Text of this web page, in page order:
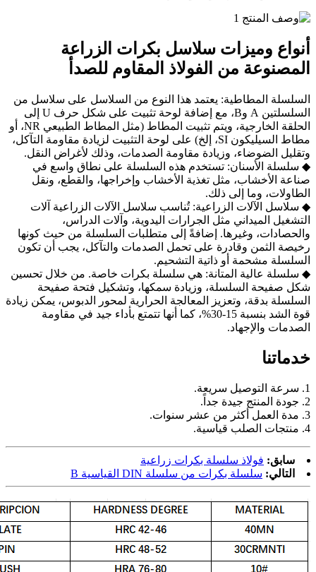
أنواع وميزات سلاسل بكرات الزراعة
المصنوعة من الفولاذ المقاوم للصدأ
السلسلة المطاطية: يعتمد هذا النوع من السلاسل على سلاسل من
السلسلتين A وB، مع إضافة لوحة تثبيت على شكل حرف U إلى
الحلقة الخارجية، ويتم تثبيت المطاط (مثل المطاط الطبيعي NR، أو
مطاط السيليكون SI، إلخ) على لوحة التثبيت لزيادة مقاومة التآكل،
وتقليل الضوضاء، وزيادة مقاومة الصدمات، وذلك لأغراض النقل.
◆ سلسلة الأسنان: تستخدم هذه السلسلة على نطاق واسع في
صناعة الأخشاب، مثل تغذية الأخشاب وإخراجها، والقطع، ونقل
الطاولات، وما إلى ذلك.
◆ سلاسل الآلات الزراعية: تُناسب سلاسل الآلات الزراعية آلات
التشغيل الميداني مثل الجرارات اليدوية، وآلات الدراس،
والحصادات، وغيرها. إضافةً إلى متطلبات السلسلة من حيث كونها
رخيصة الثمن وقادرة على تحمل الصدمات والتآكل، يجب أن تكون
السلسلة مشحمة أو ذاتية التشحيم.
◆ سلسلة عالية المتانة: هي سلسلة بكرات خاصة. من خلال تحسين
شكل صفيحة السلسلة، وزيادة سمكها، وتشكيل فتحة صفيحة
السلسلة بدقة، وتعزيز المعالجة الحرارية لمحور الدبوس، يمكن زيادة
قوة الشد بنسبة 15-30%، كما أنها تتمتع بأداء جيد في مقاومة
الصدمات والإجهاد.
خدماتنا
1. سرعة التوصيل سريعة.
2. جودة المنتج جيدة جداً.
3. مدة العمل أكثر من عشر سنوات.
4. منتجات الصلب قياسية.
سابق: فولاذ سلسلة بكرات زراعية
التالي: سلسلة بكرات من سلسلة DIN القياسية B